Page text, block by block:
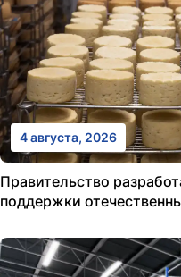
4 августа, 2026
Правительство
поддержки